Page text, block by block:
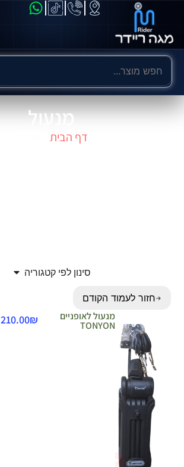
מנעול
דף הבית
סינון לפי קטגוריה
→חזור לעמוד הקודם
מנעול לאופניים
TONYON
210.00₪